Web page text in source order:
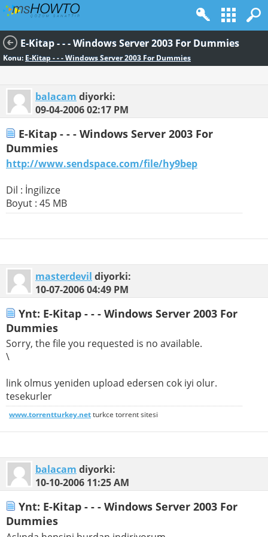
E-Kitap - - - Windows Server 2003 For Dummies
Konu: E-Kitap - - - Windows Server 2003 For Dummies
balacam diyorki:
09-04-200602:17 PM
E-Kitap - - - Windows Server 2003 For
Dummies
http://www.sendspace.com/file/hy9bep
Dil : İngilizce
Boyut : 45 MB
masterdevil diyorki:
10-07-200604:49 PM
Ynt: E-Kitap - - - Windows Server 2003 For
Dummies
Sorry, the file you requested is no available.
\
link olmus yeniden upload edersen cok iyi olur.
tesekurler
www.torrentturkey.netturkce torrent sitesi
balacam diyorki:
10-10-2006 11:25 AM
Ynt: E-Kitap - - - Windows Server 2003 For
Dummies